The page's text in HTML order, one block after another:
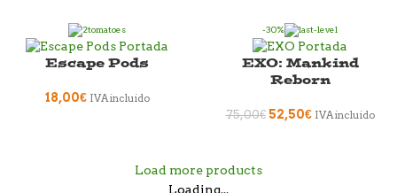
Escape Pods
18,00€ IVA incluido
-30%
EXO: Mankind
Reborn
75,00€ 52,50€ IVA incluido
Load more products
Loading...